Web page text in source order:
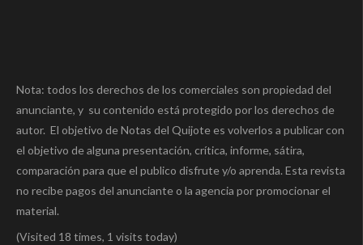
Nota: todos los derechos de los comerciales son propiedad del
anunciante, y su contenido está protegido por los derechos de
autor. El objetivo de Notas del Quijote es volverlos a publicar con
el objetivo de alguna presentación, crítica, informe, sátira,
comparación para que el publico disfrute y/o aprenda. Esta revista
no recibe pagos del anunciante o la agencia por promocionar el
material.
(Visited 18 times, 1 visits today)